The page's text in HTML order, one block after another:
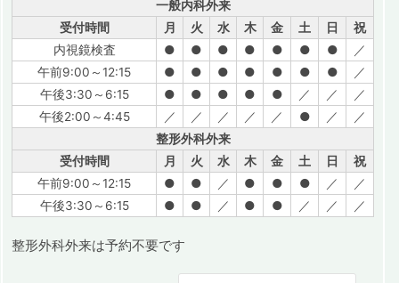
一般内科外来
受付時間
月 火 水 木 金 土 日
祝
内視鏡検査
● ● ● ● ● ● ●
／
午前9:00～12:15
● ● ● ● ● ● ●
／
午後3:30～6:15
● ● ● ● ● ／ ／
／
午後2:00～4:45
／ ／ ／ ／ ／ ● ／
／
整形外科外来
受付時間
月 火 水 木 金 土 日
祝
午前9:00～12:15
● ● ／ ● ● ● ／
／
午後3:30～6:15
● ● ／ ● ● ／ ／ ／
整形外科外来は予約不要です